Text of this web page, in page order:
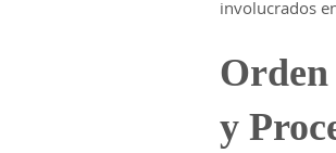
involucrados
y